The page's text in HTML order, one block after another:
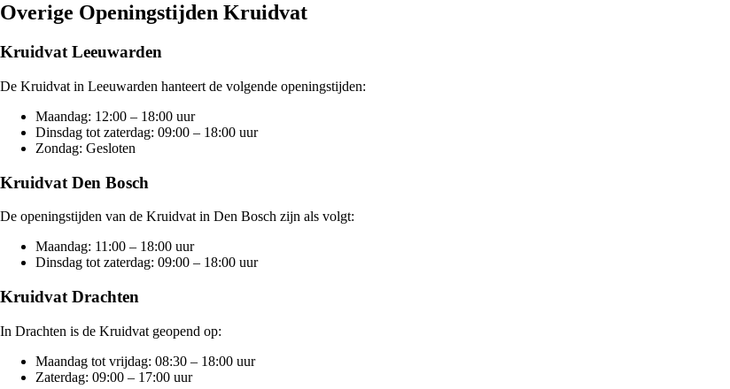
Overige Openingstijden Kruidvat
Kruidvat Leeuwarden
De Kruidvat in Leeuwarden hanteert de volgende openingstijden:
Maandag: 12:00 – 18:00 uur
Dinsdag tot zaterdag: 09:00 – 18:00 uur
Zondag: Gesloten
Kruidvat Den Bosch
De openingstijden van de Kruidvat in Den Bosch zijn als volgt:
Maandag: 11:00 – 18:00 uur
Dinsdag tot zaterdag: 09:00 – 18:00 uur
Kruidvat Drachten
In Drachten is de Kruidvat geopend op:
Maandag tot vrijdag: 08:30 – 18:00 uur
Zaterdag: 09:00 – 17:00 uur